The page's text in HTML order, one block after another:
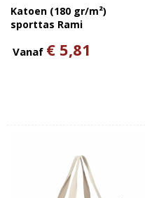
Katoen (180 gr/m²)
sporttas Rami
Vanaf € 5,81